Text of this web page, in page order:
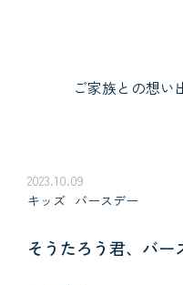
ご家族との想い
2023.10.09
キッズ バースデー
そうたろう君、バー